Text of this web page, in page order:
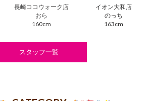
長崎ココウォーク店
おら
160cm
イオン大和店
のっち
163cm
スタッフ一覧